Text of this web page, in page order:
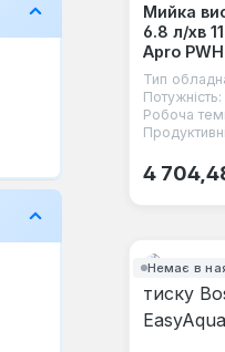
Мийка
6.8 л/хв
Apro
Тип
Потужність:
Робоча
4
Немає в